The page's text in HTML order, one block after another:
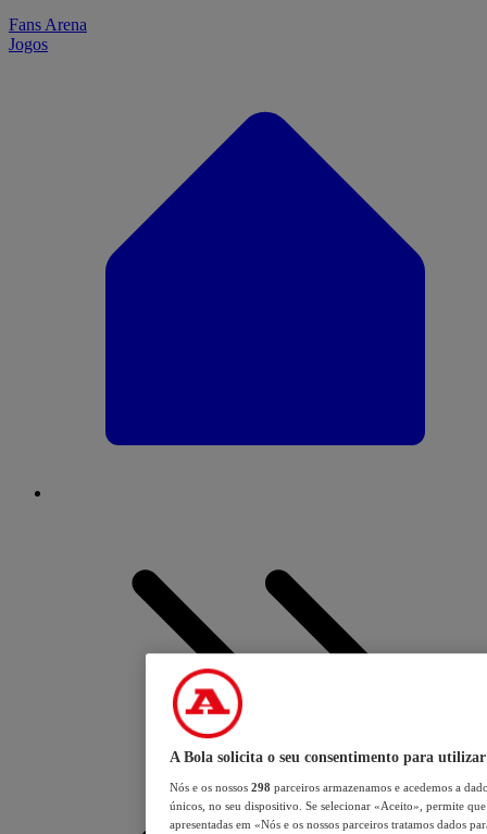
Fans Arena
Jogos
A Bola solicita o seu consentimento para utilizar
Nós e os nossos 298 parceiros armazenamos e acedemos a
únicos, no seu dispositivo. Se selecionar «Aceito», permite
apresentadas em «Nós e os nossos parceiros tratamos dados